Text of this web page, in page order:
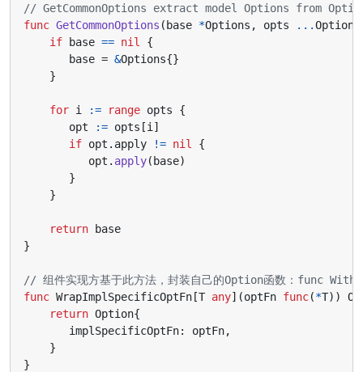
// GetCommonOptions extract model Options from
func GetCommonOptions ( base *Options , opts ...Option
if
base == nil
{
base = &Options{}
}
for i := range opts
{
opt
:= opts [i ]
if opt . apply != nil
{
opt . apply( base)
}
}
return
base
}
// 组件实现方基于此方法，封装自己的Option函数：func
func WrapImplSpecificOptFn [T any](optFn func(*T))
return Option{
implSpecificOptFn: optFn,
}
}